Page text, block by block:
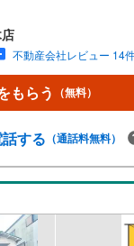
見学のご予約、物件
ウスフリーダム茨木店
・授乳室（エアコン・
内では物件情報を常時
かせ頂けましたら、閲
す（フロアにキッズル
または購入時期のタイ
す・お仕事帰りなど短
不動産会社レビュー 14
もらう （無料）
する （通話料無料）